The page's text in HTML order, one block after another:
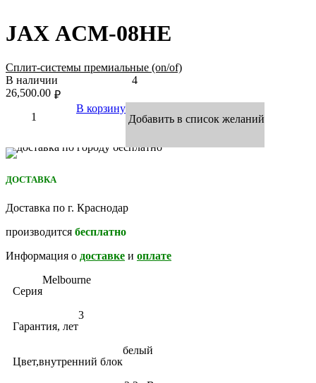
JAX ACM-08HE
Сплит-системы премиальные (on/of)
В наличии
4
₽
26,500.00
В корзину
Добавить в список желаний
ДОСТАВКА
Доставка по г. Краснодар
производится бесплатно
Информация о доставке и оплате
Серия
Melbourne
Гарантия, лет
3
Цвет,внутренний блок
белый